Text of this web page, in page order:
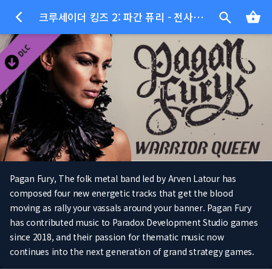
크루세이더 킹즈 2: 파간 퓨리 - 전사의 여왕
Pagan Fury, The folk metal band led by Arven Latour has
composed four new energetic tracks that get the blood
moving as rally your vassals around your banner. Pagan Fury
has contributed music to Paradox Development Studio games
since 2018, and their passion for thematic music now
continues into the next generation of grand strategy games.